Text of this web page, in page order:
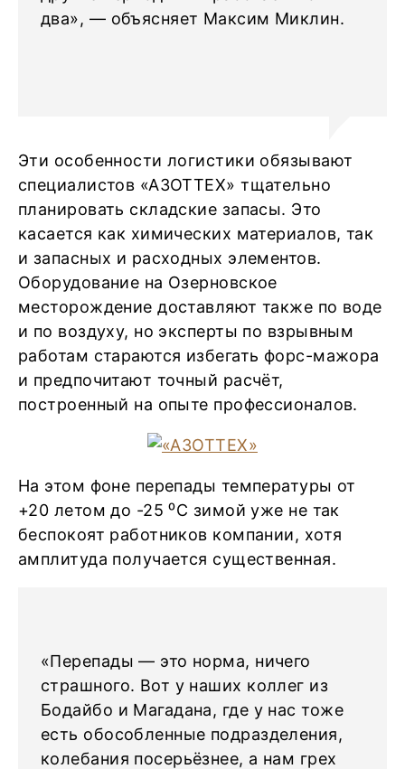
два», ― объясняет Максим Миклин.
Эти особенности логистики обязывают
специалистов «АЗОТТЕХ» тщательно
планировать складские запасы. Это
касается как химических материалов, так
и запасных и расходных элементов.
Оборудование на Озерновское
месторождение доставляют также по воде
и по воздуху, но эксперты по взрывным
работам стараются избегать форс-мажора
и предпочитают точный расчёт,
построенный на опыте профессионалов.
На этом фоне перепады температуры от
+20 летом до -25 ⁰С зимой уже не так
беспокоят работников компании, хотя
амплитуда получается существенная.
«Перепады ― это норма, ничего
страшного. Вот у наших коллег из
Бодайбо и Магадана, где у нас тоже
есть обособленные подразделения,
колебания посерьёзнее, а нам грех